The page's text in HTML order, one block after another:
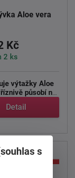
Aloe vera
Kč
2 ks
výtažky Aloe
působí na
Detail
s